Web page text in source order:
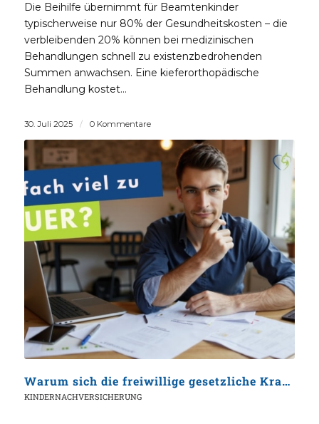
Die Beihilfe übernimmt für Beamtenkinder
typischerweise nur 80% der Gesundheitskosten – die
verbleibenden 20% können bei medizinischen
Behandlungen schnell zu existenzbedrohenden
Summen anwachsen. Eine kieferorthopädische
Behandlung kostet…
30. Juli 2025 / 0 Kommentare
Warum sich die freiwillige gesetzliche Krankenversicherung oft nicht lohnt
KINDERNACHVERSICHERUNG